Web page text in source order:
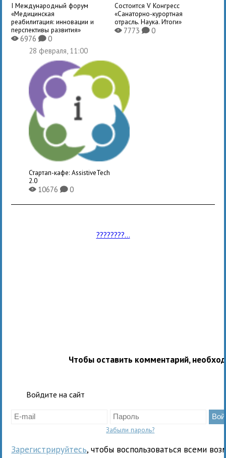
I Международный форум
«Медицинская
реабилитация: инновации и
перспективы развития»
X6976K0
Состоится V Конгресс
«Санаторно-курортная
отрасль. Наука. Итоги»
X7773 K0
28 февраля, 11:00
Стартап-кафе: AssistiveTech
2.0
X10676K0
????????...
Чтобы оставить комментарий,
Войдите на сайт
Забыли пароль?
Зарегистрируйтесь, чтобы воспользоваться всеми